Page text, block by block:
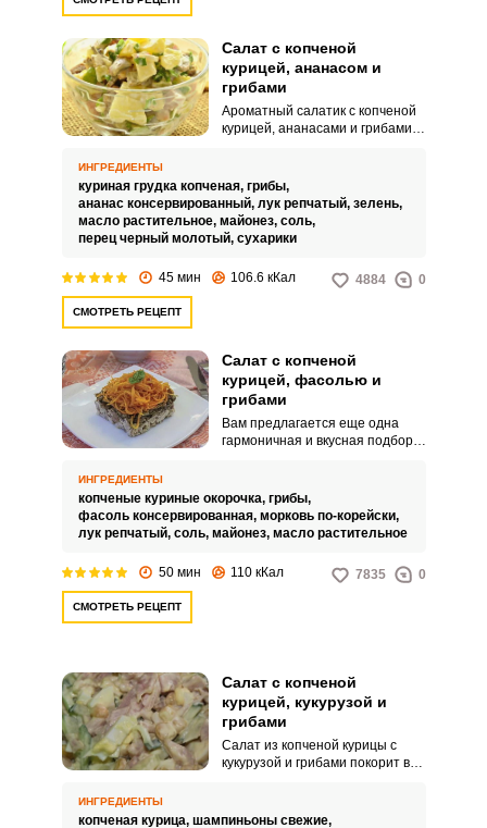
Салат с копченой
курицей, ананасом и
грибами
Ароматный салатик с копченой
курицей, ананасами и грибами
разнообразит повседневное
меню. Ингредиенты салата
гармонично соединяются по
вкусу и дополняют друг друга.
ИНГРЕДИЕНТЫ
куриная грудка копченая, грибы,
ананас консервированный, лук репчатый, зелень,
масло растительное, майонез, соль,
перец черный молотый, сухарики
45 мин 106.6 кКал 4884 0
СМОТРЕТЬ РЕЦЕПТ
Салат с копченой
курицей, фасолью и
грибами
Вам предлагается еще одна
гармоничная и вкусная подборка
достойно праздничного стола.
ИНГРЕДИЕНТЫ
копченые куриные окорочка, грибы,
фасоль консервированная, морковь по-корейски,
лук репчатый, соль, майонез, масло растительное
50 мин 110 кКал 7835 0
СМОТРЕТЬ РЕЦЕПТ
Салат с копченой
курицей, кукурузой и
грибами
Салат из копченой курицы с
кукурузой и грибами покорит вас
приготовления. Все
ИНГРЕДИЕНТЫ
копченая курица, шампиньоны свежие,